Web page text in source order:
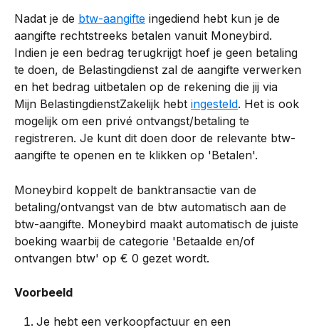
Nadat je de btw-aangifte ingediend hebt kun je de
aangifte rechtstreeks betalen vanuit Moneybird.
Indien je een bedrag terugkrijgt hoef je geen betaling
te doen, de Belastingdienst zal de aangifte verwerken
en het bedrag uitbetalen op de rekening die jij via
Mijn BelastingdienstZakelijk hebt ingesteld. Het is ook
mogelijk om een privé ontvangst/betaling te
registreren. Je kunt dit doen door de relevante btw-
aangifte te openen en te klikken op 'Betalen'.
Moneybird koppelt de banktransactie van de
betaling/ontvangst van de btw automatisch aan de
btw-aangifte. Moneybird maakt automatisch de juiste
boeking waarbij de categorie 'Betaalde en/of
ontvangen btw' op € 0 gezet wordt.
Voorbeeld
Je hebt een verkoopfactuur en een